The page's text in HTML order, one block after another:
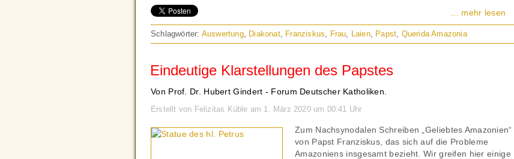
... mehr lesen
Schlagwörter: Auswertung, Diakonat, Franziskus, Frau, Laien, Papst, Querida Amazonia
Eindeutige Klarstellungen des Papstes
Von Prof. Dr. Hubert Gindert - Forum Deutscher Katholiken.
Erstellt von Felizitas Küble am 1. März 2020 um 00:41 Uhr
Zum Nachsynodalen Schreiben „Geliebtes Amazonien“
von Papst Franziskus, das sich auf die Probleme
Amazoniens insgesamt bezieht. Wir greifen hier einige